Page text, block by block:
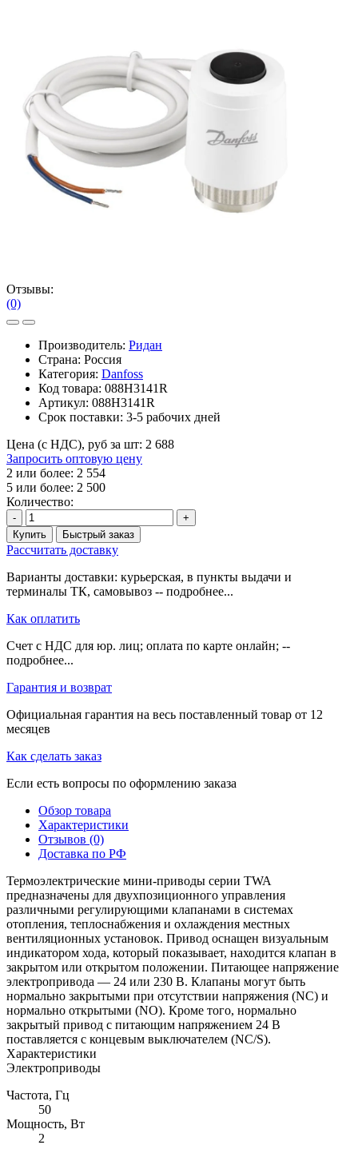
Отзывы:
(0)
Производитель: Ридан
Страна: Россия
Категория: Danfoss
Код товара: 088H3141R
Артикул: 088H3141R
Срок поставки: 3-5 рабочих дней
Цена (с НДС), руб за шт: 2 688
Запросить оптовую цену
2 или более: 2 554
5 или более: 2 500
Количество:
-
+
Купить
Быстрый заказ
Рассчитать доставку
Варианты доставки: курьерская, в пункты выдачи и
терминалы ТК, самовывоз -- подробнее...
Как оплатить
Счет с НДС для юр. лиц; оплата по карте онлайн; --
подробнее...
Гарантия и возврат
Официальная гарантия на весь поставленный товар от 12
месяцев
Как сделать заказ
Если есть вопросы по оформлению заказа
Обзор товара
Характеристики
Отзывов (0)
Доставка по РФ
Термоэлектрические мини-приводы серии TWA
предназначены для двухпозиционного управления
различными регулирующими клапанами в системах
отопления, теплоснабжения и охлаждения местных
вентиляционных установок. Привод оснащен визуальным
индикатором хода, который показывает, находится клапан в
закрытом или открытом положении. Питающее напряжение
электропривода — 24 или 230 В. Клапаны могут быть
нормально закрытыми при отсутствии напряжения (NC) и
нормально открытыми (NO). Кроме того, нормально
закрытый привод с питающим напряжением 24 В
поставляется с концевым выключателем (NC/S).
Характеристики
Электроприводы
Частота, Гц
50
Мощность, Вт
2